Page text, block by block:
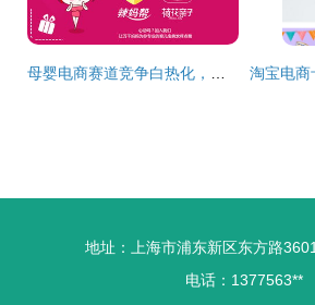
地址：上海市浦东新区东方路
电话：1377563**